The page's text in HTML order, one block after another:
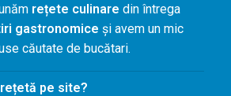
rețete culinare din întrega
gastronomice și avem un mic
căutate de bucătari.
pe site?